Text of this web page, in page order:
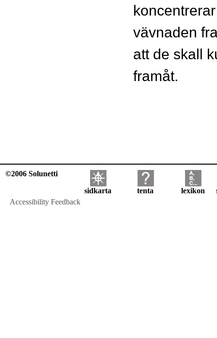
vävnaden
att de skall
framåt.
©2006 Solunetti
sidkarta tenta lexikon
Accessibility Feedback